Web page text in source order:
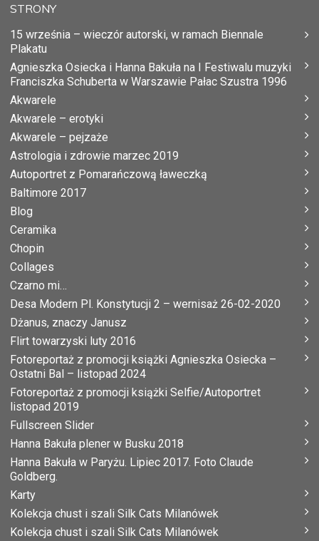
STRONY
15 września – wieczór autorski, w ramach Biennale
Plakatu
Agnieszka Osiecka i Hanna Bakuła na I Festiwalu muzyki
Franciszka Schuberta w Warszawie Pałac Szustra 1996
Akwarele
Akwarele – erotyki
Akwarele – pejzaże
Astrologia i zdrowie marzec 2019
Autoportret z Pomarańczową ławeczką
Baltimore 2017
Blog
Ceramika
Chopin
Collages
Czarno mi…
Desa Modern Pl. Konstytucji 2 – wernisaż 26-02-2020
Dżanus, znaczy Janusz
Flirt towarzyski luty 2016
Fotoreportaż z promocji książki Agnieszka Osiecka –
Ostatni Bal – listopad 2024
Fotoreportaż z promocji książki Selfie/Autoportret
listopad 2019
Fullscreen Slider
Hanna Bakuła plener w Busku 2018
Hanna Bakuła w Paryżu. Lipiec 2017. Foto Claude
Goldberg.
Karty
Kolekcja chust i szali Silk Cats Milanówek
Kolekcja chust i szali Silk Cats Milanówek